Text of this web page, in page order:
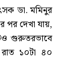
ডা. মমিনুর
পর দেখা যায়,
গুরুতরভাবে
১০টা ৪০